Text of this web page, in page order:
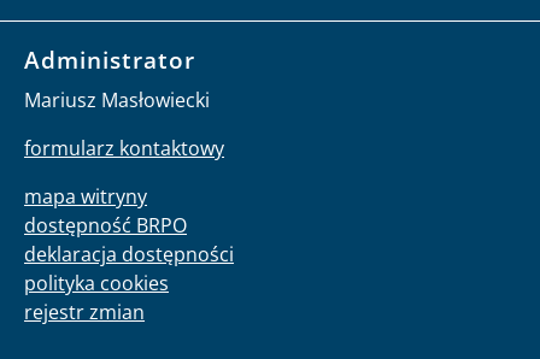
Administrator
Mariusz Masłowiecki
formularz kontaktowy
mapa witryny
dostępność BRPO
deklaracja dostępności
polityka cookies
rejestr zmian